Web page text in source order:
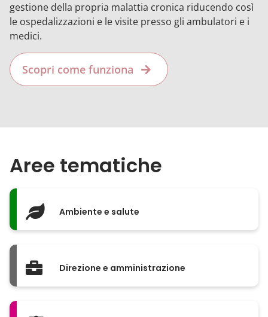
gestione della propria malattia cronica riducendo così
le ospedalizzazioni e le visite presso gli ambulatori e i
medici.
Scopri come funziona
Aree tematiche
Ambiente e salute
Direzione e amministrazione